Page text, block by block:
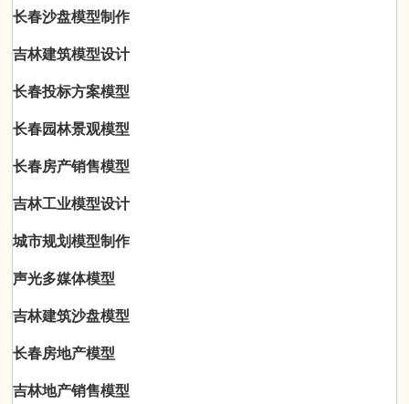
长春沙盘模型制作
吉林建筑模型设计
长春投标方案模型
长春园林景观模型
长春房产销售模型
吉林工业模型设计
城市规划模型制作
声光多媒体模型
吉林建筑沙盘模型
长春房地产模型
吉林地产销售模型